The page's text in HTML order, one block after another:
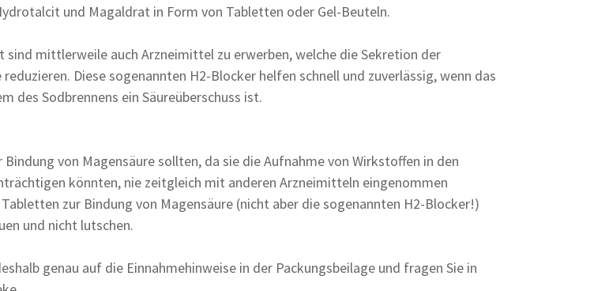
und Magaldrat in Form von Tabletten oder Gel-Beuteln.
sind mittlerweile auch Arzneimittel zu erwerben, welche die Sekretion der
reduzieren. Diese sogenannten H2-Blocker helfen schnell und zuverlässig, wenn das
des Sodbrennens ein Säureüberschuss ist.
Bindung von Magensäure sollten, da sie die Aufnahme von Wirkstoffen in den
könnten, nie zeitgleich mit anderen Arzneimitteln eingenommen
zur Bindung von Magensäure (nicht aber die sogenannten H2-Blocker!)
und nicht lutschen.
genau auf die Einnahmehinweise in der Packungsbeilage und fragen Sie in